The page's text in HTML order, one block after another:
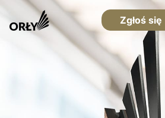
Zgłoś się